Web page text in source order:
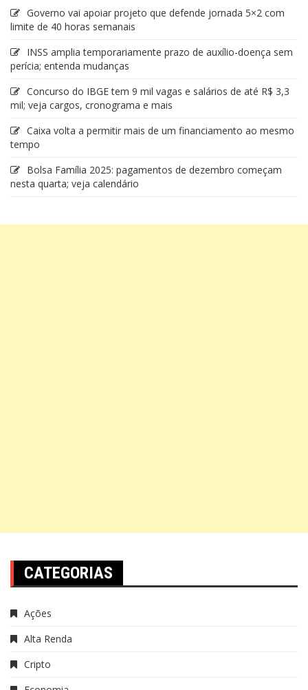
Governo vai apoiar projeto que defende jornada 5×2 com
limite de 40 horas semanais
INSS amplia temporariamente prazo de auxílio-doença sem
perícia; entenda mudanças
Concurso do IBGE tem 9 mil vagas e salários de até R$ 3,3
mil; veja cargos, cronograma e mais
Caixa volta a permitir mais de um financiamento ao mesmo
tempo
Bolsa Família 2025: pagamentos de dezembro começam
nesta quarta; veja calendário
CATEGORIAS
Ações
Alta Renda
Cripto